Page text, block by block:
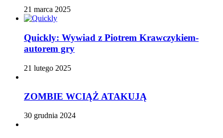
21 marca 2025
Quickly: Wywiad z Piotrem Krawczykiem-
autorem gry
21 lutego 2025
ZOMBIE WCIĄŻ ATAKUJĄ
30 grudnia 2024